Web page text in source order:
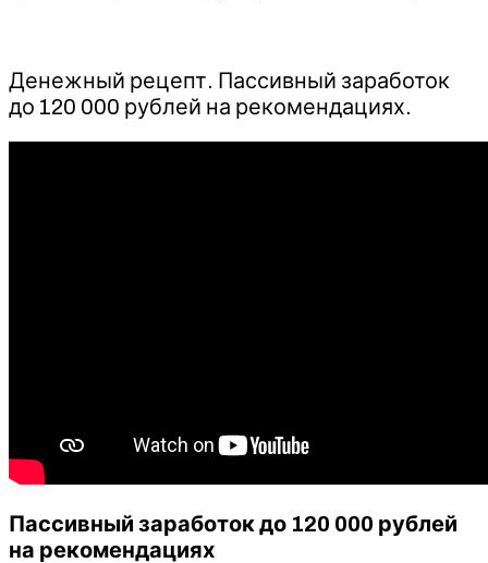
Денежный рецепт. Пассивный заработок
до 120 000 рублей на рекомендациях.
Пассивный заработок до 120 000 рублей
на рекомендациях